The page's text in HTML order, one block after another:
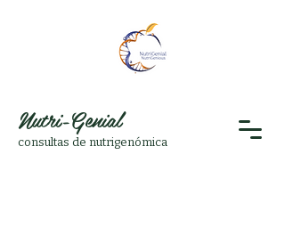
Nutri-Genial
consultas de nutrigenómica